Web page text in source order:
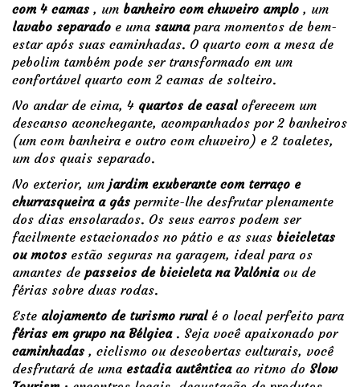
com 4 camas , um banheiro com chuveiro amplo , um
lavabo separado e uma saunapara momentos de bem-
estar após suas caminhadas. O quarto com a mesa de
pebolim também pode ser transformado em um
confortável quarto com 2 camas de solteiro.
No andar de cima, 4 quartos de casaloferecem um
descanso aconchegante, acompanhados por 2 banheiros
(um com banheira e outro com chuveiro) e 2 toaletes,
um dos quais separado.
No exterior, um jardim exuberante com terraço e
churrasqueira a gás permite-lhe desfrutar plenamente
dos dias ensolarados. Os seus carros podem ser
facilmente estacionados no pátio e as suas bicicletas
ou motos estão seguras na garagem, ideal para os
amantes de passeios de bicicleta na Valóniaou de
férias sobre duas rodas.
Este alojamento de turismo ruralé o local perfeito para
férias em grupo na Bélgica. Seja você apaixonado por
caminhadas , ciclismo ou descobertas culturais, você
desfrutará de uma estadia autênticaao ritmo do Slow